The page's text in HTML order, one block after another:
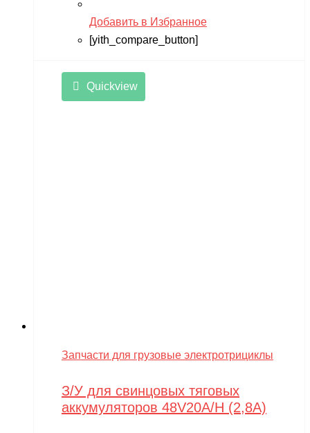
Добавить в Избранное
[yith_compare_button]
Quickview
Запчасти для грузовые электротрициклы
З/У для свинцовых тяговых
аккумуляторов 48V20A/H (2,8A)